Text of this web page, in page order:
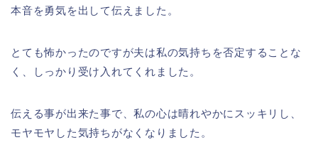
本音を勇気を出して伝えました。
とても怖かったのですが夫は私の気持ちを否定することな
く、しっかり受け入れてくれました。
伝える事が出来た事で、私の心は晴れやかにスッキリし、
モヤモヤした気持ちがなくなりました。